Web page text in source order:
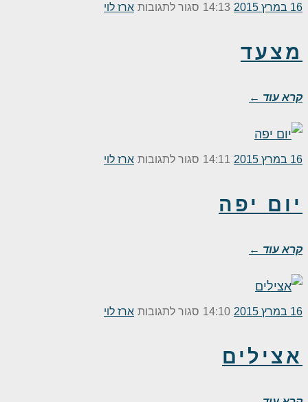
16 במרץ 2015 14:13 סגור לתגובותעלארז לוי
מצעד
קרא עוד ←
16 במרץ 2015 14:11 סגור לתגובותעלארז לוי
יום יפה
קרא עוד ←
16 במרץ 2015 14:10 סגור לתגובותעלארז לוי
אצילים